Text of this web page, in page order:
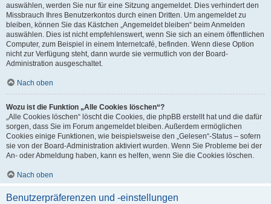
auswählen, werden Sie nur für eine Sitzung angemeldet. Dies verhindert den
Missbrauch Ihres Benutzerkontos durch einen Dritten. Um angemeldet zu
bleiben, können Sie das Kästchen „Angemeldet bleiben“ beim Anmelden
auswählen. Dies ist nicht empfehlenswert, wenn Sie sich an einem öffentlichen
Computer, zum Beispiel in einem Internetcafé, befinden. Wenn diese Option
nicht zur Verfügung steht, dann wurde sie vermutlich von der Board-
Administration ausgeschaltet.
Nach oben
Wozu ist die Funktion „Alle Cookies löschen“?
„Alle Cookies löschen“ löscht die Cookies, die phpBB erstellt hat und die dafür
sorgen, dass Sie im Forum angemeldet bleiben. Außerdem ermöglichen
Cookies einige Funktionen, wie beispielsweise den „Gelesen“-Status – sofern
sie von der Board-Administration aktiviert wurden. Wenn Sie Probleme bei der
An- oder Abmeldung haben, kann es helfen, wenn Sie die Cookies löschen.
Nach oben
Benutzerpräferenzen und -einstellungen